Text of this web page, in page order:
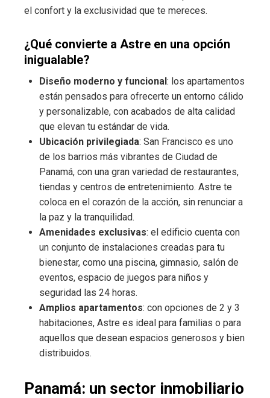
el confort y la exclusividad que te mereces.
¿Qué convierte a Astre en una opción
inigualable?
Diseño moderno y funcional: los apartamentos
están pensados para ofrecerte un entorno cálido
y personalizable, con acabados de alta calidad
que elevan tu estándar de vida.
Ubicación privilegiada: San Francisco es uno
de los barrios más vibrantes de Ciudad de
Panamá, con una gran variedad de restaurantes,
tiendas y centros de entretenimiento. Astre te
coloca en el corazón de la acción, sin renunciar a
la paz y la tranquilidad.
Amenidades exclusivas: el edificio cuenta con
un conjunto de instalaciones creadas para tu
bienestar, como una piscina, gimnasio, salón de
eventos, espacio de juegos para niños y
seguridad las 24 horas.
Amplios apartamentos: con opciones de 2 y 3
habitaciones, Astre es ideal para familias o para
aquellos que desean espacios generosos y bien
distribuidos.
Panamá: un sector inmobiliario